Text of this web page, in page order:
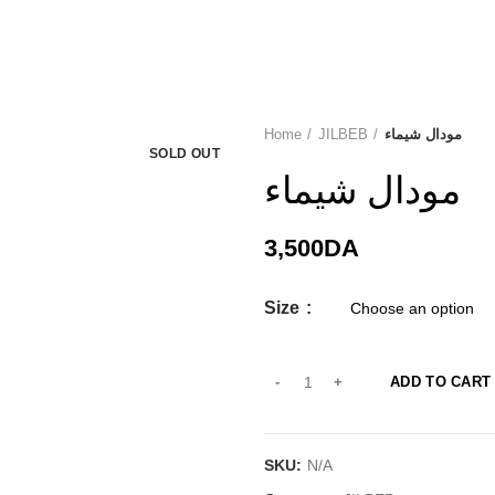
SOLD OUT
Home
JILBEB مودال شيماء
مودال شيماء
3,500DA
Size
ADD TO CART
SKU: N/A